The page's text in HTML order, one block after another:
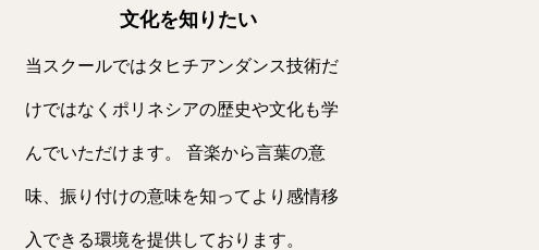
文化を知りたい
当スクールではタヒチアンダンス技術だ
けではなくポリネシアの歴史や文化も学
んでいただけます。 音楽から言葉の意
味、振り付けの意味を知ってより感情移
入できる環境を提供しております。